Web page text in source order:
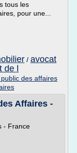
tous les
pour une...
/ avocat
l
des affaires
Affaires -
- France